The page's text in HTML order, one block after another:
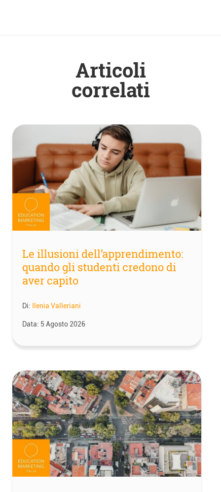
Articoli
correlati
Le illusioni dell’apprendimento:
quando gli studenti credono di
aver capito
Di: Ilenia Valleriani
Data: 5 Agosto 2026